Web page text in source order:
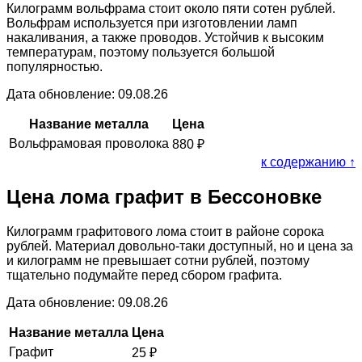
Килограмм вольфрама стоит около пяти сотен рублей.
Вольфрам используется при изготовлении ламп
накаливания, а также проводов. Устойчив к высоким
температурам, поэтому пользуется большой
популярностью.
Дата обновление: 09.08.26
Название металла
Цена
Вольфрамовая проволока 880 ₽
к содержанию ↑
Цена лома графит в Бессоновке
Килограмм графитового лома стоит в районе сорока
рублей. Материал довольно-таки доступный, но и цена за
и килограмм не превышает сотни рублей, поэтому
тщательно подумайте перед сбором графита.
Дата обновление: 09.08.26
Название металла Цена
Графит
25 ₽